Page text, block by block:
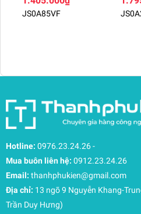
bạn sẽ cảm thấy tự do như
ý:
Không giặt máy hoặc sấy
cấu trúc vải Polyester.
Sở hữu ngay JanSport Half
định phong cách thời trang
JS0A85VF
Hotline: 0976.23.24.26-
Mua buôn liên hệ: 0912.23.24.26
Email: thanhphukien@gmail.com
Địa chỉ: 13 ngõ 9 Nguyễn Khang-
Trần Duy Hưng)